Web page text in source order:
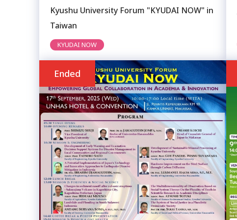
Kyushu University Forum "KYUDAI NOW" in
Taiwan
KYUDAI NOW
Ended